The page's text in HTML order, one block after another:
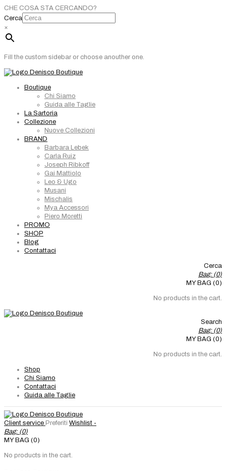
CHE COSA STA CERCANDO?
Cerca
×
Fill the custom sidebar or choose anouther one.
Boutique
Chi Siamo
Guida alle Taglie
La Sartoria
Collezione
Nuove Collezioni
BRAND
Barbara Lebek
Carla Ruiz
Joseph Ribkoff
Gai Mattiolo
Leo & Ugo
Musani
Mischalis
Mya Accessori
Piero Moretti
PROMO
SHOP
Blog
Contattaci
Cerca
Bag: (0)
MY BAG (0)
No products in the cart.
Search
Bag: (0)
MY BAG (0)
No products in the cart.
Shop
Chi Siamo
Contattaci
Guida alle Taglie
Client service Preferiti Wishlist -
Bag: (0)
MY BAG (0)
No products in the cart.